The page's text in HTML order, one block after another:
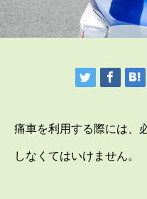
痛車を利用する際には、
しなくてはいけません。